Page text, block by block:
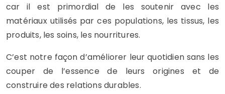
car il est primordial de les soutenir avec les
matériaux utilisés par ces populations, les tissus, les
produits, les soins, les nourritures.
C’est notre façon d’améliorer leur quotidien sans les
couper de l’essence de leurs origines et de
construire des relations durables.